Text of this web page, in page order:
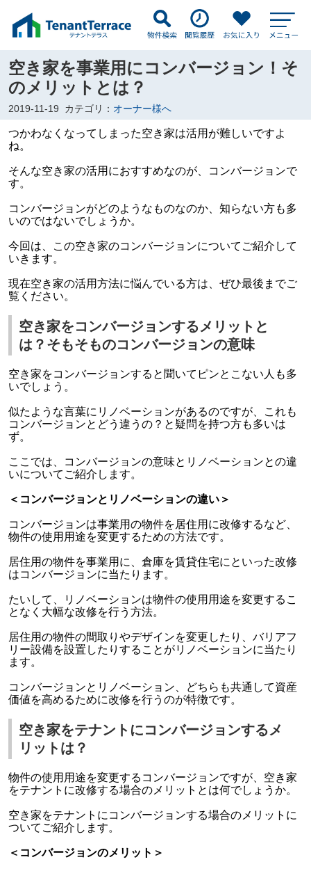
空き家を事業用にコンバージョン！そ
のメリットとは？
2019-11-19 カテゴリ： オーナー様へ
つかわなくなってしまった空き家は活用が難しいですよ
ね。
そんな空き家の活用におすすめなのが、コンバージョンで
す。
コンバージョンがどのようなものなのか、知らない方も多
いのではないでしょうか。
今回は、この空き家のコンバージョンについてご紹介して
いきます。
現在空き家の活用方法に悩んでいる方は、ぜひ最後までご
覧ください。
空き家をコンバージョンするメリットと
は？そもそものコンバージョンの意味
空き家をコンバージョンすると聞いてピンとこない人も多
いでしょう。
似たような言葉にリノベーションがあるのですが、これも
コンバージョンとどう違うの？と疑問を持つ方も多いは
ず。
ここでは、コンバージョンの意味とリノベーションとの違
いについてご紹介します。
＜コンバージョンとリノベーションの違い＞
コンバージョンは事業用の物件を居住用に改修するなど、
物件の使用用途を変更するための方法です。
居住用の物件を事業用に、倉庫を賃貸住宅にといった改修
はコンバージョンに当たります。
たいして、リノベーションは物件の使用用途を変更するこ
となく大幅な改修を行う方法。
居住用の物件の間取りやデザインを変更したり、バリアフ
リー設備を設置したりすることがリノベーションに当たり
ます。
コンバージョンとリノベーション、どちらも共通して資産
価値を高めるために改修を行うのが特徴です。
空き家をテナントにコンバージョンするメ
リットは？
物件の使用用途を変更するコンバージョンですが、空き家
をテナントに改修する場合のメリットとは何でしょうか。
空き家をテナントにコンバージョンする場合のメリットに
ついてご紹介します。
＜コンバージョンのメリット＞